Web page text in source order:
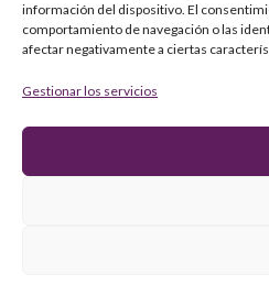
información del dispositivo. El
comportamiento de navegación o las
afectar negativamente a ciertas
Gestionar los servicios